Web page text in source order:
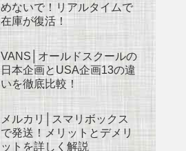
めないで！リアルタイムで
在庫が復活！
VANS│オールドスクールの
日本企画とUSA企画13の違
いを徹底比較！
メルカリ│スマリボックス
で発送！メリットとデメリ
ットを詳しく解説